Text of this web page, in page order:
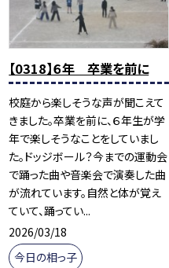
【0318】６年 卒業を前に
校庭から楽しそうな声が聞こえて
きました。卒業を前に、６年生が学
年で楽しそうなことをしていまし
た。ドッジボール？今までの運動会
で踊った曲や音楽会で演奏した曲
が流れています。自然と体が覚え
ていて、踊ってい...
2026/03/18
今日の相っ子